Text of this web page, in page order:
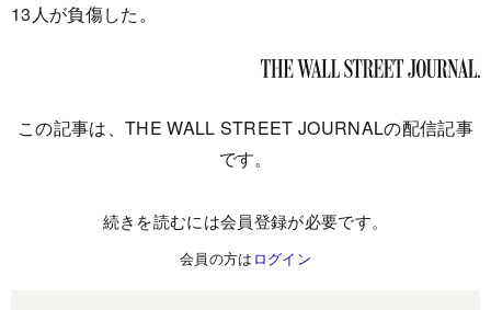
13人が負傷した。
この記事は、THE WALL STREET JOURNALの配信記事
です。
続きを読むには会員登録が必要です。
会員の方は ログイン